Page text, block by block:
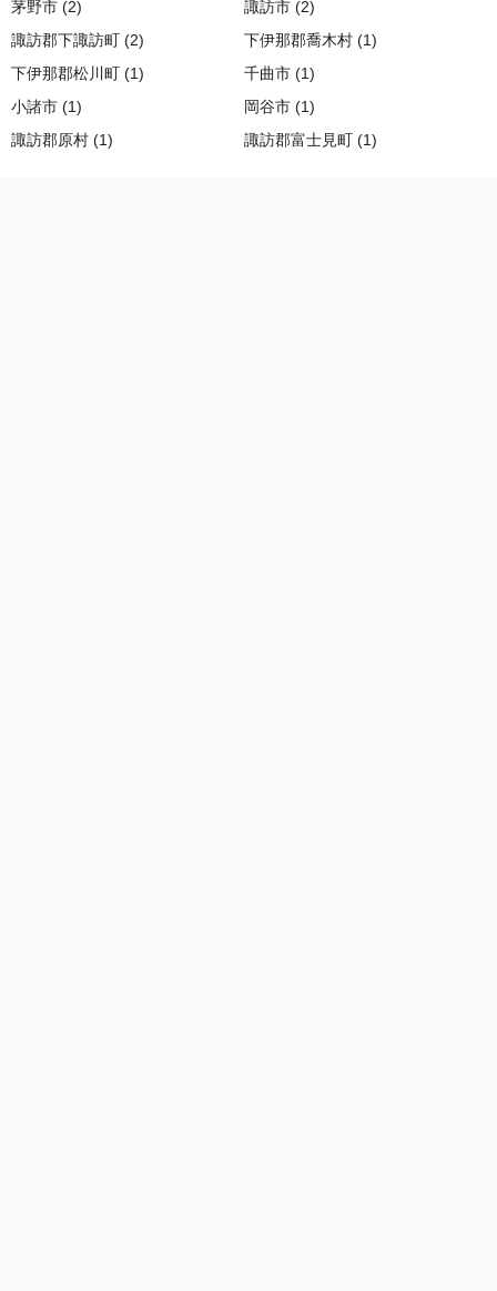
茅野市 (2) 諏訪市 (2)
諏訪郡下諏訪町 (2) 下伊那郡喬木村 (1)
下伊那郡松川町 (1) 千曲市 (1)
小諸市 (1) 岡谷市 (1)
諏訪郡原村 (1) 諏訪郡富士見町 (1)